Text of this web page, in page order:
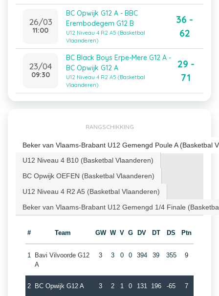
26/03
11:00
BC Opwijk G12 A - BBC
Erembodegem G12 B
U12 Niveau 4 R2 A5 (Basketbal
Vlaanderen)
36 -
62
23/04
09:30
BC Black Boys Erpe-Mere G12 A -
BC Opwijk G12 A
U12 Niveau 4 R2 A5 (Basketbal
Vlaanderen)
29 -
71
RANGSCHIKKING
Beker van Vlaams-Brabant U12 Gemengd Poule A (Basketbal
U12 Niveau 4 B10 (Basketbal Vlaanderen)
BC Opwijk OEFEN (Basketbal Vlaanderen)
U12 Niveau 4 R2 A5 (Basketbal Vlaanderen)
Beker van Vlaams-Brabant U12 Gemengd 1/4 Finale
# Team GW W V G DV DT DS Ptn
1
Bavi Vilvoorde G12
A
3 3 0 0 394 39 355 9
2 BC Opwijk G12 A 3 2 1 0 131 196 -65 7